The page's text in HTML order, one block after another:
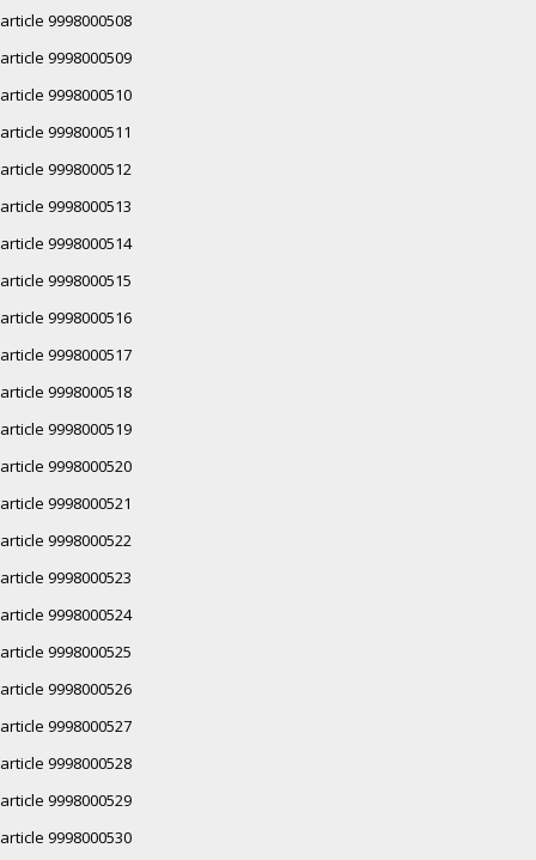
article 9998000508
article 9998000509
article 9998000510
article 9998000511
article 9998000512
article 9998000513
article 9998000514
article 9998000515
article 9998000516
article 9998000517
article 9998000518
article 9998000519
article 9998000520
article 9998000521
article 9998000522
article 9998000523
article 9998000524
article 9998000525
article 9998000526
article 9998000527
article 9998000528
article 9998000529
article 9998000530